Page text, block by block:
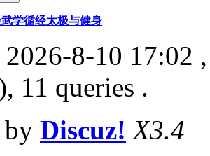
学循经太极与健身
8-10 17:02
11 queries .
by Discuz! X3.4